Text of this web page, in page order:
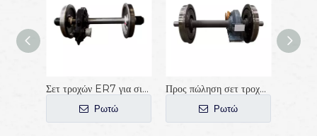
Σετ τροχών ER7 για σιδηροδρομικά βαγόνια
Ρωτώ
Προς πώληση σετ τροχών AAR Standard Train Subway
Ρωτώ